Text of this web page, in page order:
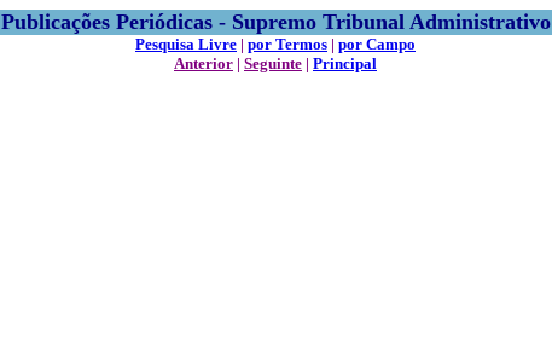
Publicações Periódicas - Supremo Tribunal Administrativo
Pesquisa Livre | por Termos | por Campo
Anterior | Seguinte | Principal